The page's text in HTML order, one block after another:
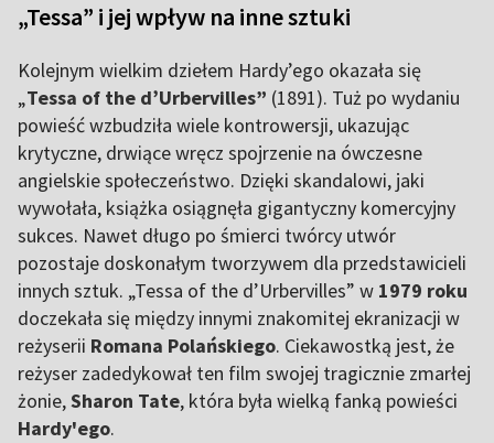
„Tessa” i jej wpływ na inne sztuki
Kolejnym wielkim dziełem Hardy’ego okazała się
„Tessa of the d’Urbervilles” (1891). Tuż po wydaniu
powieść wzbudziła wiele kontrowersji, ukazując
krytyczne, drwiące wręcz spojrzenie na ówczesne
angielskie społeczeństwo. Dzięki skandalowi, jaki
wywołała, książka osiągnęła gigantyczny komercyjny
sukces. Nawet długo po śmierci twórcy utwór
pozostaje doskonałym tworzywem dla przedstawicieli
innych sztuk. „Tessa of the d’Urbervilles” w 1979 roku
doczekała się między innymi znakomitej ekranizacji w
reżyserii Romana Polańskiego. Ciekawostką jest, że
reżyser zadedykował ten film swojej tragicznie zmarłej
żonie,Sharon Tate, która była wielką fanką powieści
Hardy'ego.